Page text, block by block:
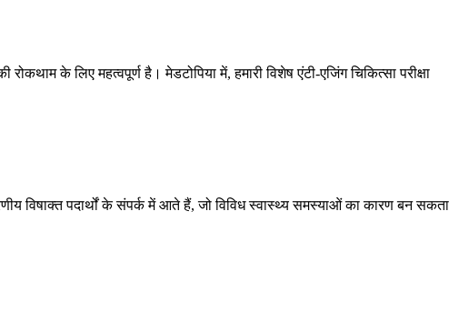
के लिए महत्वपूर्ण है। मेडटोपिया में, हमारी विशेष एंटी-एजिंग चिकित्सा परीक्षा
विषाक्त पदार्थों के संपर्क में आते हैं, जो विविध स्वास्थ्य समस्याओं का कारण बन सकता